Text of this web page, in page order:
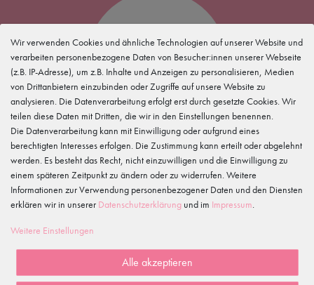
5 %
für Deine
Newsletteranmeldung
Meine Einwilligung kann ich jederzeit widerrufen.
Wir verwenden Cookies und ähnliche Technologien auf unserer Website und
verarbeiten personenbezogene Daten von Besucher:innen unserer Webseite
(z.B. IP-Adresse), um z.B. Inhalte und Anzeigen zu personalisieren, Medien
von Drittanbietern einzubinden oder Zugriffe auf unsere Website zu
analysieren. Die Datenverarbeitung erfolgt erst durch gesetzte Cookies. Wir
teilen diese Daten mit Dritten, die wir in den Einstellungen benennen.
Die Datenverarbeitung kann mit Einwilligung oder aufgrund eines
berechtigten Interesses erfolgen. Die Zustimmung kann erteilt oder abgelehnt
werden. Es besteht das Recht, nicht einzuwilligen und die Einwilligung zu
einem späteren Zeitpunkt zu ändern oder zu widerrufen. Weitere
Informationen zur Verwendung personenbezogener Daten und den Diensten
erklären wir in unserer Daten­schutz­erklärung und im Impressum.
Weitere Einstellungen
Alle akzeptieren